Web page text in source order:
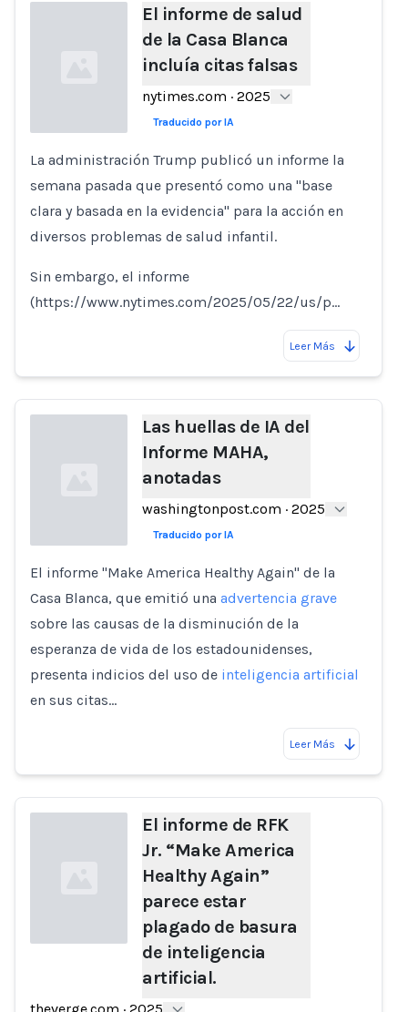
El informe de salud
de la Casa Blanca
incluía citas falsas
nytimes.com · 2025
Traducido por IA
La administración Trump publicó un informe la
semana pasada que presentó como una "base
clara y basada en la evidencia" para la acción en
diversos problemas de salud infantil.
Sin embargo, el informe
(https://www.nytimes.com/2025/05/22/us/p…
Leer Más
Las huellas de IA del
Informe MAHA,
anotadas
washingtonpost.com · 2025
Traducido por IA
El informe "Make America Healthy Again" de la
Casa Blanca, que emitió una advertencia grave
sobre las causas de la disminución de la
esperanza de vida de los estadounidenses,
presenta indicios del uso de inteligencia artificial
en sus citas…
Leer Más
El informe de RFK
Jr. “Make America
Healthy Again”
parece estar
plagado de basura
de inteligencia
artificial.